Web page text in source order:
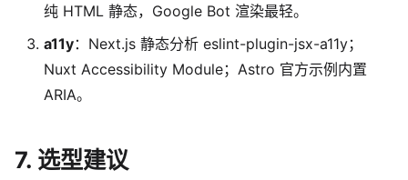
纯 HTML 静态，Google Bot 渲染最轻。
a11y：Next.js 静态分析 eslint-plugin-jsx-a11y；
Nuxt Accessibility Module；Astro 官方示例内置
ARIA。
7. 选型建议